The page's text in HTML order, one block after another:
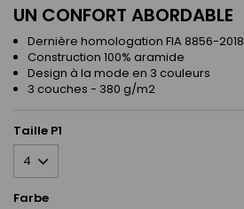
UN CONFORT ABORDABLE
Dernière homologation FIA 8856-2018
Construction 100% aramide
Design à la mode en 3 couleurs
3 couches - 380 g/m2
Taille P1
Farbe